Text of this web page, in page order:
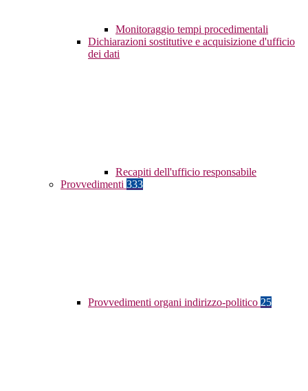
Monitoraggio tempi procedimentali
Dichiarazioni sostitutive e acquisizione d'ufficio
dei dati
Recapiti dell'ufficio responsabile
Provvedimenti 333
Provvedimenti organi indirizzo-politico 25